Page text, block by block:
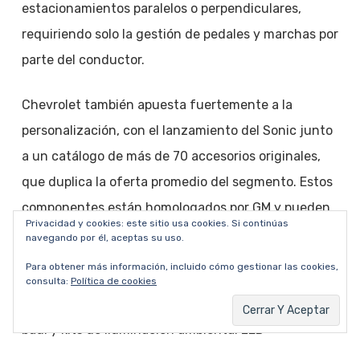
estacionamientos paralelos o perpendiculares,
requiriendo solo la gestión de pedales y marchas por
parte del conductor.
Chevrolet también apuesta fuertemente a la
personalización, con el lanzamiento del Sonic junto
a un catálogo de más de 70 accesorios originales,
que duplica la oferta promedio del segmento. Estos
componentes están homologados por GM y pueden
instalarse en la red oficial sin anular la garantía.
El catálogo incluye desde apliques exteriores
deportivos hasta portaequipajes, organizadores de
baúl y kits de iluminación ambiental LED
Privacidad y cookies: este sitio usa cookies. Si continúas
navegando por él, aceptas su uso.
Para obtener más información, incluido cómo gestionar las cookies,
consulta: Política de cookies